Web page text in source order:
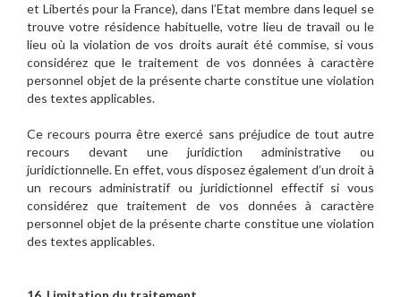
et Libertés pour la France), dans l’Etat membre dans lequel se
trouve votre résidence habituelle, votre lieu de travail ou le
lieu où la violation de vos droits aurait été commise, si vous
considérez que le traitement de vos données à caractère
personnel objet de la présente charte constitue une violation
des textes applicables.
Ce recours pourra être exercé sans préjudice de tout autre
recours devant une juridiction administrative ou
juridictionnelle. En effet, vous disposez également d’un droit à
un recours administratif ou juridictionnel effectif si vous
considérez que traitement de vos données à caractère
personnel objet de la présente charte constitue une violation
des textes applicables.